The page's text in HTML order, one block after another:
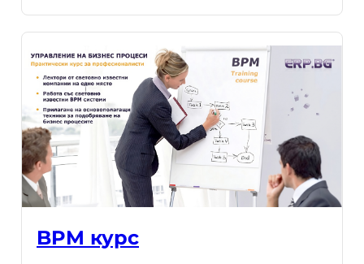
BPM курс